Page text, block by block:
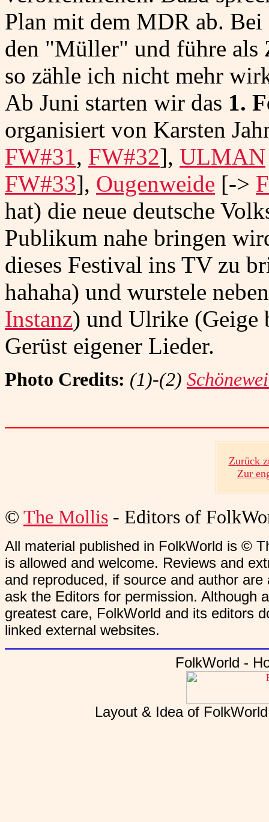
Plan mit dem MDR ab.
den "Müller" und führe als
so zähle ich nicht mehr
Ab Juni starten wir das 1.
organisiert von Karsten
FW#31, FW#32], ULMAN
FW#33], Ougenweide [->
hat) die neue deutsche
Publikum nahe bringen
dieses Festival ins TV zu
hahaha) und wurstele
Instanz) und Ulrike (Geige
Gerüst eigener Lieder.
Photo Credits: (1)-(2)
Zurück
Zur
© The Mollis - Editors of
All material published in FolkWorld is ©
is allowed and welcome. Reviews and
and reproduced, if source and author
ask the Editors for permission. Although
greatest care, FolkWorld and its editors
linked external websites.
FolkWorld -
Layout & Idea of